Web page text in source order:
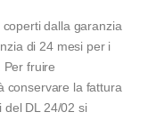
dalla garanzia
di 24 mesi per i
Per fruire
conservare la fattura
del DL 24/02 si